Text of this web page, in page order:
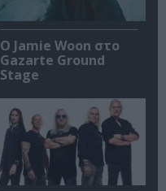
Ο Jamie Woon στο
Gazarte Ground
Stage